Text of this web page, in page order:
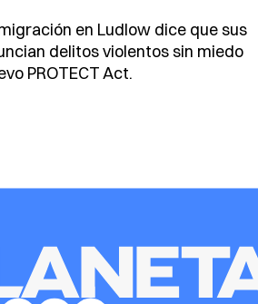
en Ludlow dice que sus
delitos violentos sin miedo
PROTECT Act.